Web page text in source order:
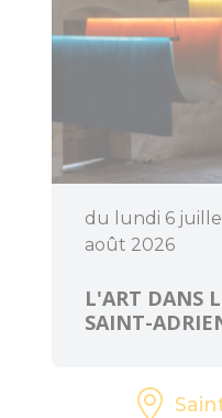
Bouger
du lundi 6
août 2026
L'ART DANS
SAINT-